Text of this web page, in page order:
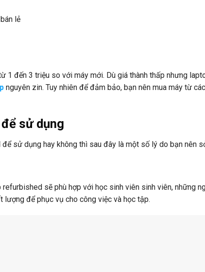
lẻ
đến 3 triệu so với máy mới. Dù giá thành thấp nhưng
nguyên zin. Tuy nhiên để đảm bảo, bạn nên mua máy từ
sử dụng
sử dụng hay không thì sau đây là một số lý do bạn nên
sẽ phù hợp với học sinh viên sinh viên, những
lượng để phục vụ cho công việc và học tập.